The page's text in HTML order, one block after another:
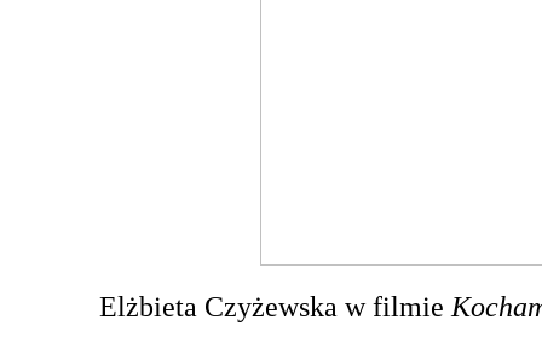
Elżbieta Czyżewska w filmie